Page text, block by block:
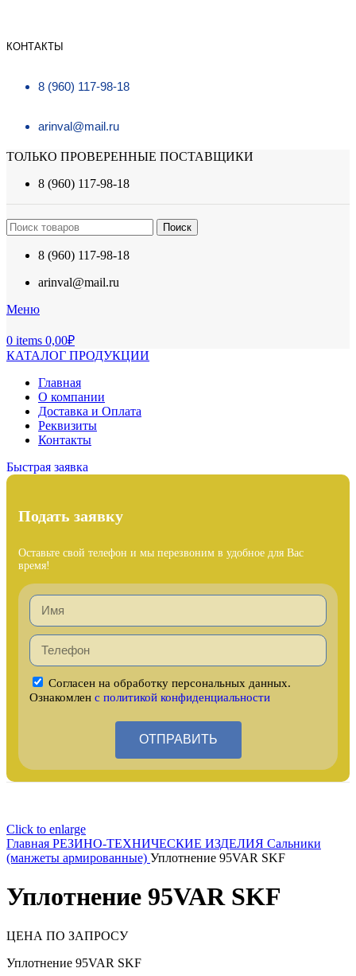
КОНТАКТЫ
8 (960) 117-98-18
arinval@mail.ru
ТОЛЬКО ПРОВЕРЕННЫЕ ПОСТАВЩИКИ
8 (960) 117-98-18
Поиск
8 (960) 117-98-18
arinval@mail.ru
Меню
0 items 0,00₽
КАТАЛОГ ПРОДУКЦИИ
Главная
О компании
Доставка и Оплата
Реквизиты
Контакты
Быстрая заявка
Подать заявку
Оставьте свой телефон и мы перезвоним в удобное для Вас
время!
Согласен на обработку персональных данных.
Ознакомлен с политикой конфиденциальности
ОТПРАВИТЬ
Click to enlarge
Главная РЕЗИНО-ТЕХНИЧЕСКИЕ ИЗДЕЛИЯ Сальники
(манжеты армированные) Уплотнение 95VAR SKF
Уплотнение 95VAR SKF
ЦЕНА ПО ЗАПРОСУ
Уплотнение 95VAR SKF